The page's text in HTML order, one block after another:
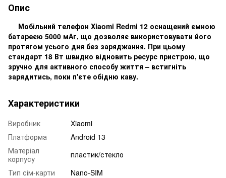
Опис
Мобільний телефон Xiaomi Redmi 12 оснащений ємною
батареєю 5000 мАг, що дозволяє використовувати його
протягом усього дня без заряджання. При цьому
стандарт 18 Вт швидко відновить ресурс пристрою, що
зручно для активного способу життя – встигніть
зарядитись, поки п'єте обідню каву.
Характеристики
Виробник
Xiaomi
Платформа
Android 13
Матеріал
корпусу
пластик/стекло
Тип сім-карти
Nano-SIM